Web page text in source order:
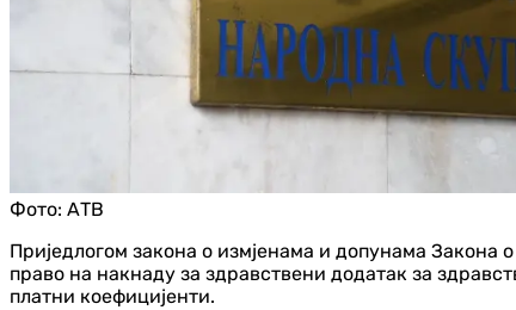
Фото: АТВ
Приједлогом закона о измјенама и допунама Закона
право на накнаду за здравствени додатак за
платни коефицијенти.